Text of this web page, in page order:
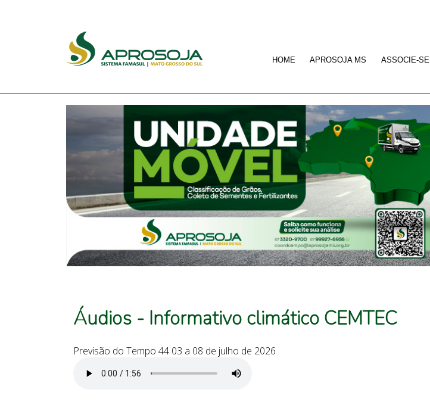
HOME APROSOJA MS ASSOCIE-SE
Áudios - Informativo climático CEMTEC
Previsão do Tempo 44 03 a 08 de julho de 2026